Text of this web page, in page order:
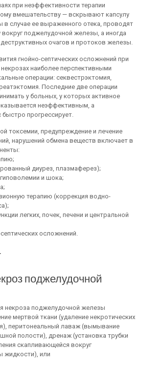
при неэффективности терапии
вмешательству — вскрывают капсулу
случае ее выраженного отека, проводят
поджелудочной железы, а иногда
очагов и протоков железы.
гнойно-септических осложнений при
наиболее перспективными
операции: секвестрэктомия,
Последние две операции
у больных, у которых активное
неэффективным, а
прогрессирует.
токсемии, предупреждение и лечение
нарушений обмена веществ включает в
диурез, плазмаферез);
и шока;
терапию (коррекция водно-
легких, почек, печени и центральной
осложнений.
поджелудочной
некроза поджелудочной железы
мертвой ткани (удаление некротических
перитонеальный лаваж (вымывание
полости), дренаж (установка трубки
скапливающейся вокруг
жидкости), или